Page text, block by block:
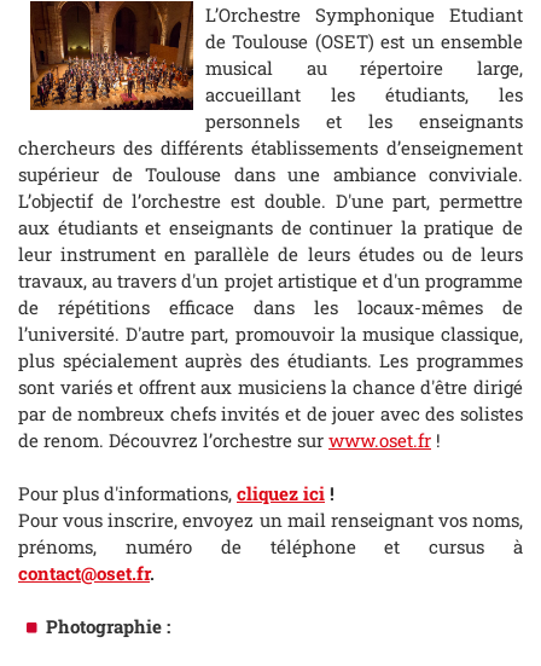
L’Orchestre Symphonique Etudiant
de Toulouse (OSET) est un ensemble
musical au répertoire large,
accueillant les étudiants, les
personnels et les enseignants
chercheurs des différents établissements d’enseignement
supérieur de Toulouse dans une ambiance conviviale.
L’objectif de l’orchestre est double. D'une part, permettre
aux étudiants et enseignants de continuer la pratique de
leur instrument en parallèle de leurs études ou de leurs
travaux, au travers d'un projet artistique et d'un programme
de répétitions efficace dans les locaux-mêmes de
l’université. D'autre part, promouvoir la musique classique,
plus spécialement auprès des étudiants. Les programmes
sont variés et offrent aux musiciens la chance d'être dirigé
par de nombreux chefs invités et de jouer avec des solistes
de renom. Découvrez l’orchestre sur www.oset.fr !
Pour plus d'informations, cliquez ici !
Pour vous inscrire, envoyez un mail renseignant vos noms,
prénoms, numéro de téléphone et cursus à
contact@oset.fr.
Photographie :